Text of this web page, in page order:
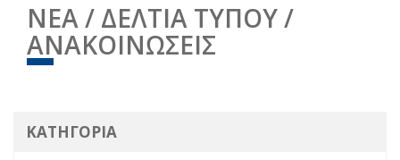
ΝΕΑ / ΔΕΛΤΙΑ ΤΥΠΟΥ /
ΑΝΑΚΟΙΝΩΣΕΙΣ
ΚΑΤΗΓΟΡΙΑ